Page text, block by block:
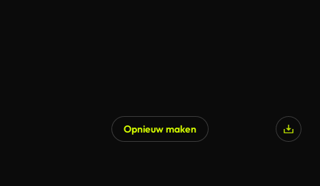
Opnieuw maken